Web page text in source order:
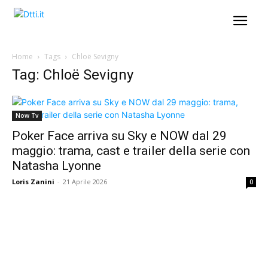
Home Tags Chloë Sevigny
Tag: Chloë Sevigny
Now Tv
Poker Face arriva su Sky e NOW dal 29
maggio: trama, cast e trailer della serie con
Natasha Lyonne
Loris Zanini - 21 Aprile 2026 0